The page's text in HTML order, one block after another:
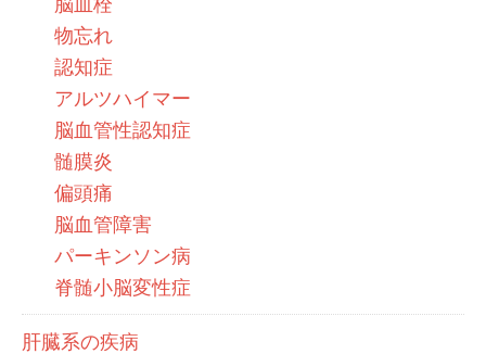
物忘れ
認知症
アルツハイマー
脳血管性認知症
髄膜炎
偏頭痛
脳血管障害
パーキンソン病
脊髄小脳変性症
肝臓系の疾病